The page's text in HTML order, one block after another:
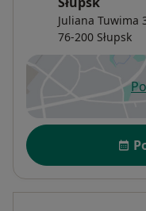
Juliana Tuwima
76-200 Słupsk
Dostępność